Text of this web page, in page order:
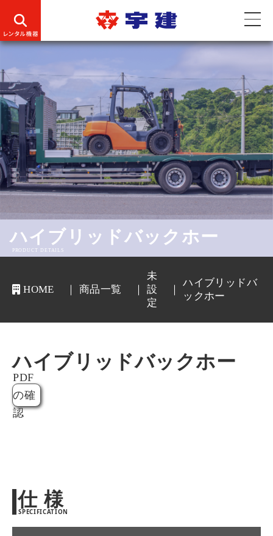
ハイブリッドバックホー
PRODUCT DETAILS
HOME 商品一覧
未
設
定
ハイブリッドバ
ックホー
ハイブリッドバックホー
PDF
の確
認
仕 様
SPECIFICATION